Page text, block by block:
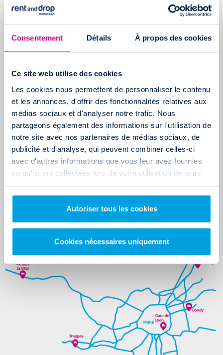
Consentement Détails À propos des cookies
Ce site web utilise des cookies
Les cookies nous permettent de personnaliser le contenu
et les annonces, d'offrir des fonctionnalités relatives aux
médias sociaux et d'analyser notre trafic. Nous
partageons également des informations sur l'utilisation de
notre site avec nos partenaires de médias sociaux, de
publicité et d'analyse, qui peuvent combiner celles-ci
avec d'autres informations que vous leur avez fournies
ou qu'ils ont collectées lors de votre utilisation de leurs
Autoriser tous les cookies
Cookies nécessaires uniquement
gare de Lyon jusqu'à Villeneuve Saint-Georges (25 minutes).
minutes). En voiture, comptez environ 30 minutes pour aller de
Les équipes de l'agence de Paris Trappes vous accueillent
toutes la semaine au 5 avenue le Vernier . L'agence est facilement
accessible via deux axes routiers : la N12 et la N10 .
L’AGENCE RENT AND DROP DE PARIS : MANTES LA VILLE
Pour ceux qui souhaitent déménager dans la grande couronne
Nos équipes vous accueille du lundi au vendredi pour vos
locations d'utilitaire allant du 6m3 au 20m3.